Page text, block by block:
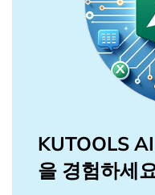
KUTOOLS
을 경험하세